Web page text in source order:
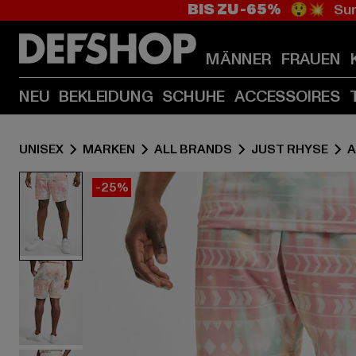
BIS ZU -65% 😲💥
MÄNNER FRAUEN
NEU BEKLEIDUNG SCHUHE ACCESSOIRES
UNISEX MARKEN ALL BRANDS JUST RHYSE
-25%